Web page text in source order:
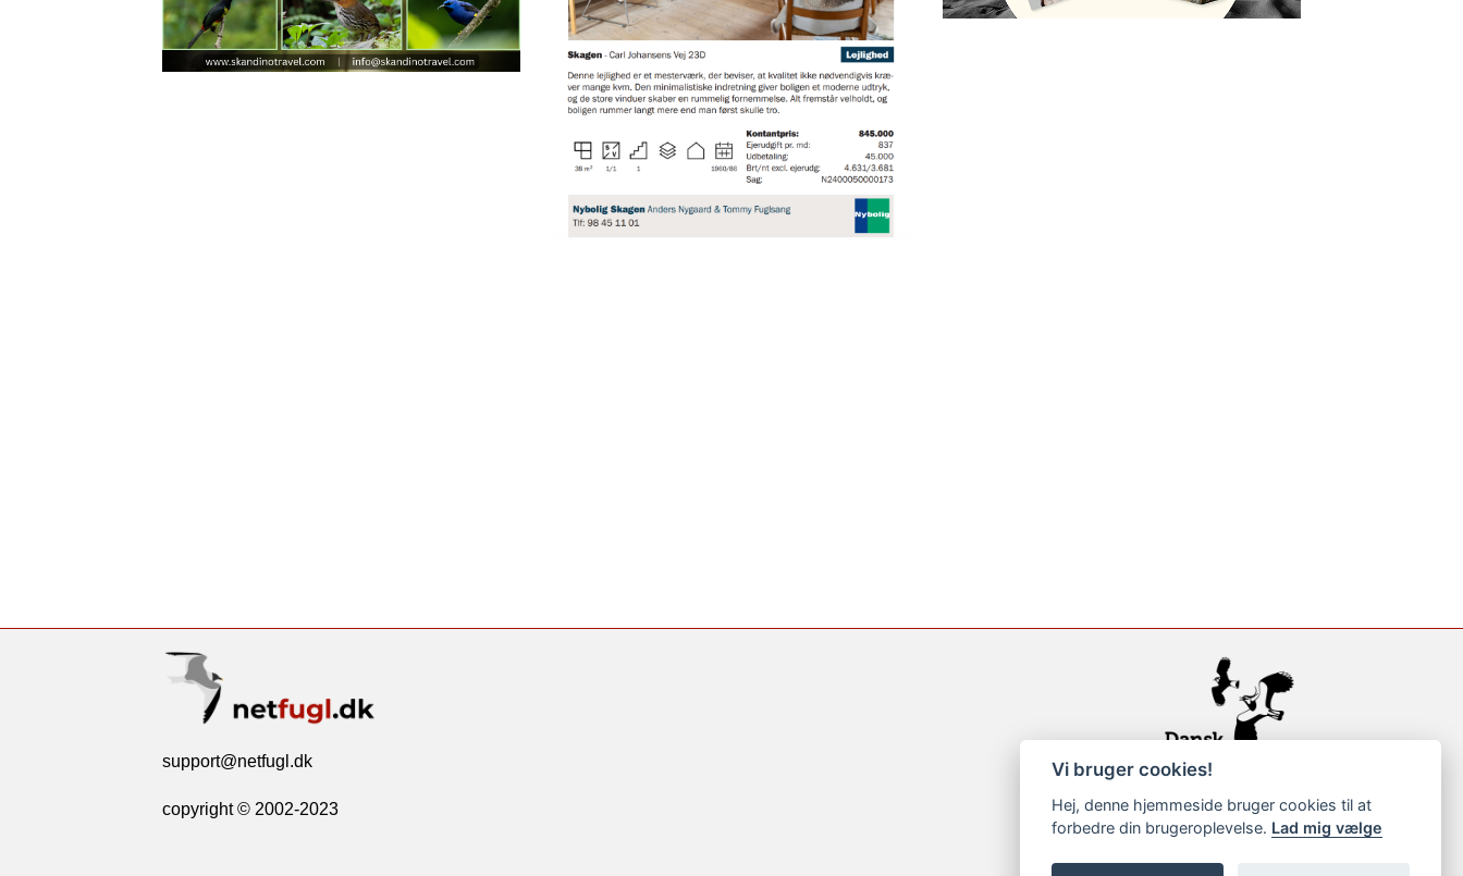
support@netfugl.dk
copyright © 2002-2023
Vi bruger cookies!
Hej, denne hjemmeside bruger cookies til at
forbedre din brugeroplevelse. Lad mig vælge